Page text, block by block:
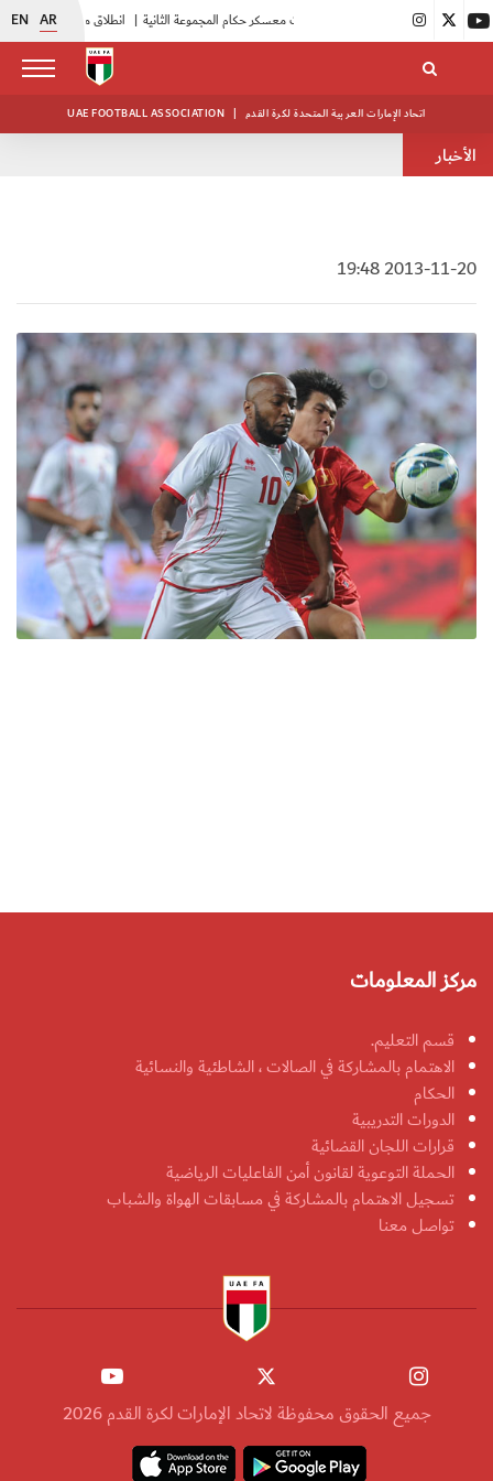
EN AR |
UAE FOOTBALL ASSOCIATION | اتحاد الإمارات العربية المتحدة لكرة القدم
الأخبار
2013-11-20 19:48
مركز المعلومات
قسم التعليم.
الاهتمام بالمشاركة في الصالات ، الشاطئية والنسائية
الحكام
الدورات التدريبية
قرارات اللجان القضائية
الحملة التوعوية لقانون أمن الفاعليات الرياضية
تسجيل الاهتمام بالمشاركة في مسابقات الهواة والشباب
تواصل معنا
جميع الحقوق محفوظة لاتحاد الإمارات لكرة القدم 2026